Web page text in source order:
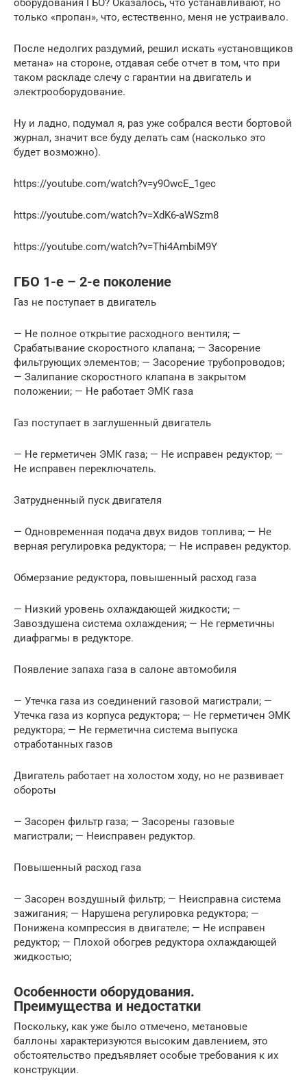
оборудования ГБО? Оказалось, что устанавливают, но
только «пропан», что, естественно, меня не устраивало.
После недолгих раздумий, решил искать «установщиков
метана» на стороне, отдавая себе отчет в том, что при
таком раскладе слечу с гарантии на двигатель и
электрооборудование.
Ну и ладно, подумал я, раз уже собрался вести бортовой
журнал, значит все буду делать сам (насколько это
будет возможно).
https://youtube.com/watch?v=y9OwcE_1gec
https://youtube.com/watch?v=XdK6-aWSzm8
https://youtube.com/watch?v=Thi4AmbiM9Y
ГБО 1-е – 2-е поколение
Газ не поступает в двигатель
— Не полное открытие расходного вентиля; —
Срабатывание скоростного клапана; — Засорение
фильтрующих элементов; — Засорение трубопроводов;
— Залипание скоростного клапана в закрытом
положении; — Не работает ЭМК газа
Газ поступает в заглушенный двигатель
— Не герметичен ЭМК газа; — Не исправен редуктор; —
Не исправен переключатель.
Затрудненный пуск двигателя
— Одновременная подача двух видов топлива; — Не
верная регулировка редуктора; — Не исправен редуктор.
Обмерзание редуктора, повышенный расход газа
— Низкий уровень охлаждающей жидкости; —
Завоздушена система охлаждения; — Не герметичны
диафрагмы в редукторе.
Появление запаха газа в салоне автомобиля
— Утечка газа из соединений газовой магистрали; —
Утечка газа из корпуса редуктора; — Не герметичен ЭМК
редуктора; — Не герметична система выпуска
отработанных газов
Двигатель работает на холостом ходу, но не развивает
обороты
— Засорен фильтр газа; — Засорены газовые
магистрали; — Неисправен редуктор.
Повышенный расход газа
— Засорен воздушный фильтр; — Неисправна система
зажигания; — Нарушена регулировка редуктора; —
Понижена компрессия в двигателе; — Не исправен
редуктор; — Плохой обогрев редуктора охлаждающей
жидкостью;
Особенности оборудования.
Преимущества и недостатки
Поскольку, как уже было отмечено, метановые
баллоны характеризуются высоким давлением, это
обстоятельство предъявляет особые требования к их
конструкции.